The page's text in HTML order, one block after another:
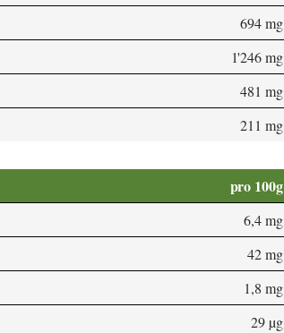
694 mg
1'246 mg
481 mg
211 mg
pro 100g
6,4 mg
42 mg
1,8 mg
29 µg